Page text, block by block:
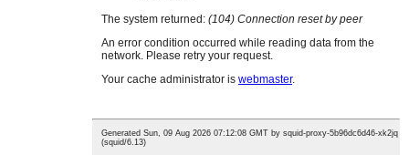
Xhosa
Yiddish
Kinyarwanda
Oriya
Turkmen